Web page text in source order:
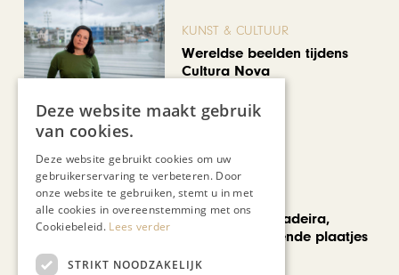
KUNST & CULTUUR
Wereldse beelden tijdens
Cultura Nova
REIZEN
Een week op Madeira,
voorbij de bekende plaatjes
Deze website maakt gebruik
van cookies.
Deze website gebruikt cookies om uw
gebruikerservaring te verbeteren. Door
onze website te gebruiken, stemt u in met
alle cookies in overeenstemming met ons
Cookiebeleid. Lees verder
STRIKT NOODZAKELIJK